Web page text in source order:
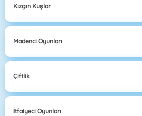
Kızgın Kuşlar
Madenci Oyunları
Çiftlik
İtfaiyeci Oyunları